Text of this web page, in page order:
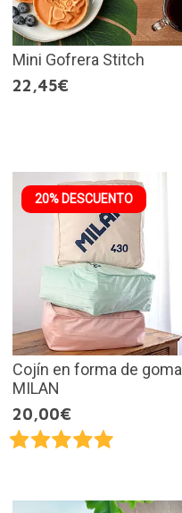
Mini Gofrera Stitch
22,45€
20% DESCUENTO
Cojín en forma de goma
MILAN
20,00€